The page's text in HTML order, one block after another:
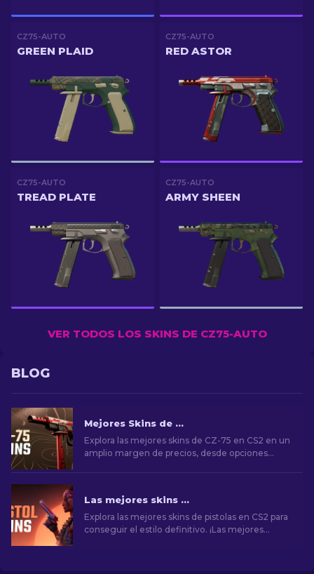
CZ75-AUTO
GREEN PLAID
CZ75-AUTO
RED ASTOR
CZ75-AUTO
TREAD PLATE
CZ75-AUTO
ARMY SHEEN
VER TODOS LOS SKINS DE CZ75-AUTO
BLOG
Mejores Skins de CZ-75 en CS2, de baratas a más costosas
Explora las mejores skins de CZ-75 en CS2 en un
amplio margen de precios, desde opciones
Las mejores skins de pistolas en CS2 [2026]
Explora las mejores skins de pistolas en CS2 para
conseguir el estilo definitivo. ¡Las mejores